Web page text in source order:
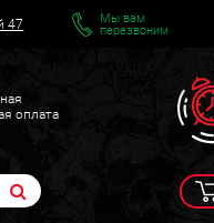
47
Мы вам
перезвоним
оплата